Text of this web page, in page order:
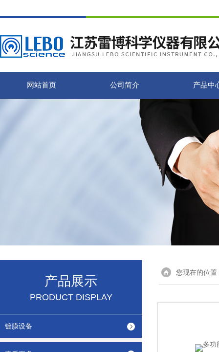
网站首页 公司简介 产品中
产品展示
PRODUCT DISPLAY
镀膜设备
您现在的位置